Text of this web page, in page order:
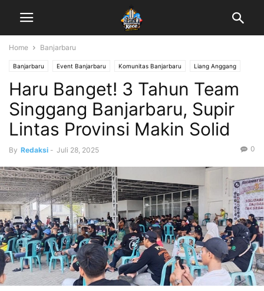
Home Banjarbaru
Banjarbaru Event Banjarbaru Komunitas Banjarbaru Liang Anggang
Riuh Kota
Haru Banget! 3 Tahun Team
Singgang Banjarbaru, Supir
Lintas Provinsi Makin Solid
By Redaksi - Juli 28, 2025 0